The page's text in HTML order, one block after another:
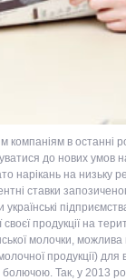
компаніям в останні
до нових умов
нарікань на низьку
ставки
українські
продукції на
молочки, можлива
продукції) для
Так, у 2013